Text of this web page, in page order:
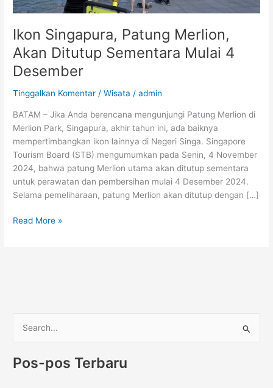
Ikon Singapura, Patung Merlion,
Akan Ditutup Sementara Mulai 4
Desember
Tinggalkan Komentar /Wisata /admin
BATAM – Jika Anda berencana mengunjungi Patung Merlion di
Merlion Park, Singapura, akhir tahun ini, ada baiknya
mempertimbangkan ikon lainnya di Negeri Singa. Singapore
Tourism Board (STB) mengumumkan pada Senin, 4 November
2024, bahwa patung Merlion utama akan ditutup sementara
untuk perawatan dan pembersihan mulai 4 Desember 2024.
Selama pemeliharaan, patung Merlion akan ditutup dengan […]
Read More »
r
Pos-pos Terbaru